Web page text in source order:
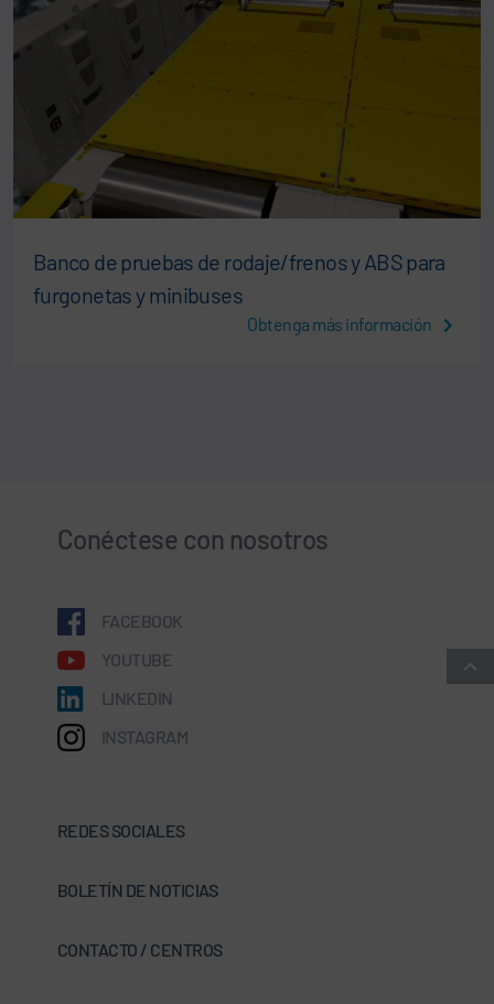
Banco de pruebas de rodaje/frenos y ABS para
furgonetas y minibuses
Obtenga más información
Conéctese con nosotros
FACEBOOK
YOUTUBE
LINKEDIN
INSTAGRAM
REDES SOCIALES
BOLETÍN DE NOTICIAS
CONTACTO / CENTROS